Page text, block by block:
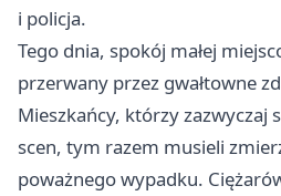
i policja.
Tego dnia, spokój małej
przerwany przez gwałtowne
Mieszkańcy, którzy zazwyczaj
scen, tym razem musieli
poważnego wypadku.